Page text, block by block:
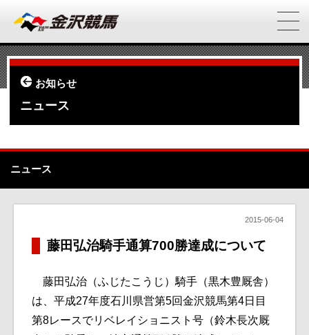
お知らせ
ニュース
ニュース
2015-06-04
藤田弘治騎手通算700勝達成について
藤田弘治（ふじたこうじ）騎手（黒木豊厩舎）
は、平成27年度石川県営第5回金沢競馬第4日目
第8レースでリベレイショニスト号（鈴木長次厩